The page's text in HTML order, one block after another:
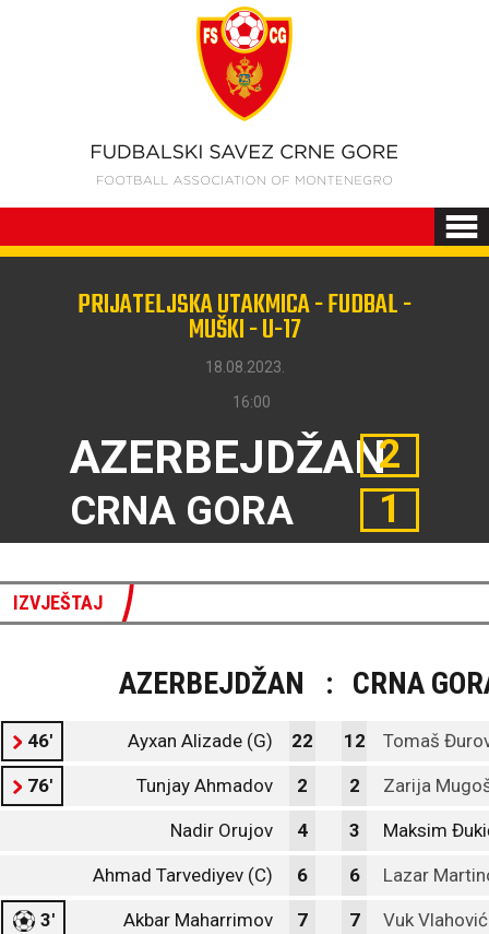
PRIJATELJSKA UTAKMICA - FUDBAL -
MUŠKI - U-17
18.08.2023.
16:00
AZERBEJDŽAN
CRNA GORA
2
1
IZVJEŠTAJ
AZERBEJDŽAN : CRNA
46' Ayxan Alizade (G) 22 12 Tomaš
76' Tunjay Ahmadov 2 2 Zarija
Nadir Orujov 4 3 Maksim
Ahmad Tarvediyev (C) 6 6 Lazar
3' Akbar Maharrimov 7 7 Vuk Vlahović